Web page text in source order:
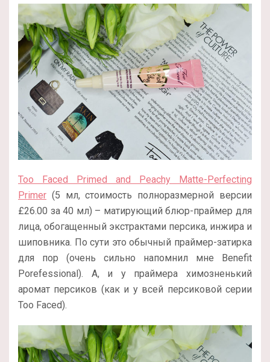
Too Faced Primed and Peachy Matte-Perfecting
Primer (5 мл, стоимость полноразмерной версии
£26.00 за 40 мл) – матирующий блюр-праймер для
лица, обогащенный экстрактами персика, инжира и
шиповника. По сути это обычный праймер-затирка
для пор (очень сильно напомнил мне Benefit
Porefessional). А, и у праймера химозненький
аромат персиков (как и у всей персиковой серии
Too Faced).